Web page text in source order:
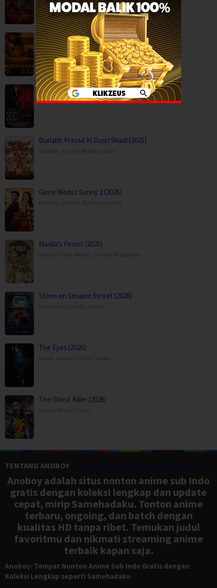
Boundary (2026)
Movies,Romance,
Capps Crossing: Wrong Side of Dead (2026…
Horror,Movies,Thriller,USA
Durlabh Prasad Ki Dusri Shadi (2025)
Ginny Wedss Sunny 2 (2026)
Manila’s Finest (2025)
Storm on Sesame Street (2026)
The Eyes (2026)
The Ghost Killer (2026)
TENTANG ANOBOY
Anoboy adalah situs nonton anime sub Indo
gratis dengan koleksi lengkap dan update
cepat, mirip Samehadaku. Tonton anime
terbaru, ongoing, dan batch dengan
kualitas HD tanpa ribet. Temukan judul
favoritmu dan nikmati streaming anime
terbaik kapan saja.
Anoboy: Tempat Nonton Anime Sub Indo Gratis dengan
Koleksi Lengkap seperti Samehadaku